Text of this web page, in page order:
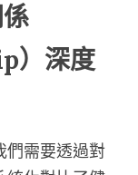
）深度
們需要透過對